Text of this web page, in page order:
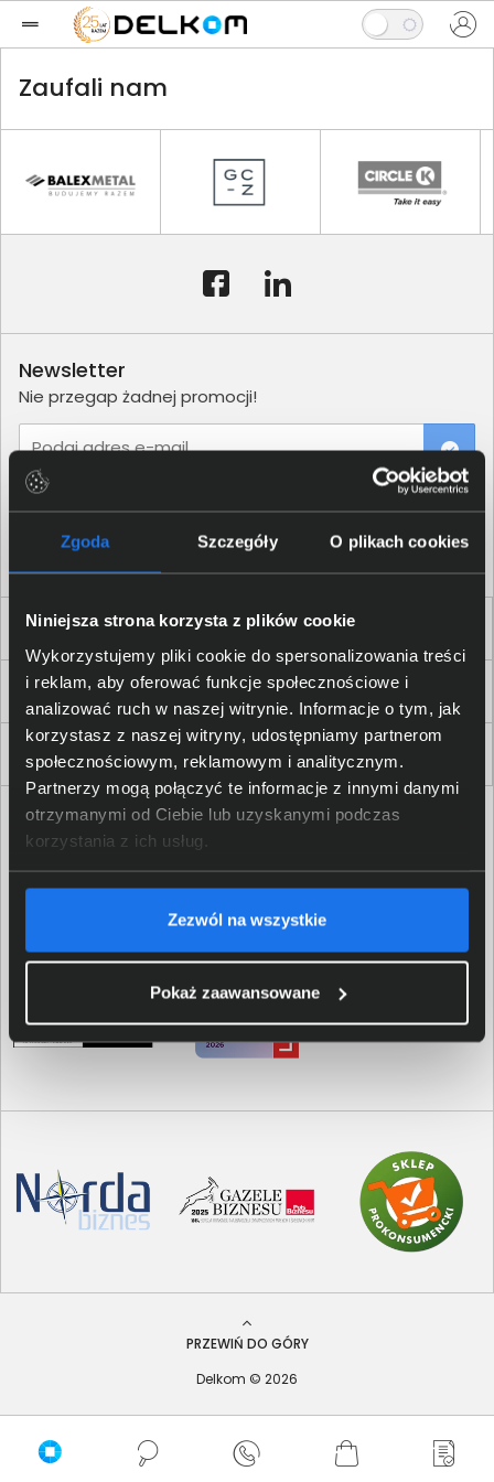
Zgoda Szczegóły O plikach cookies
Niniejsza strona korzysta z plików cookie
Wykorzystujemy pliki cookie do spersonalizowania treści
i reklam, aby oferować funkcje społecznościowe i
analizować ruch w naszej witrynie. Informacje o tym, jak
korzystasz z naszej witryny, udostępniamy partnerom
społecznościowym, reklamowym i analitycznym.
Partnerzy mogą połączyć te informacje z innymi danymi
otrzymanymi od Ciebie lub uzyskanymi podczas
korzystania z ich usług.
Zezwól na wszystkie
Pokaż zaawansowane
Zaufali nam
Dla Firm i Instytucji
Zakupy
Delkom 2000
Newsletter
Nie przegap żadnej promocji!
Podaj adres e-mail
PRZEWIŃ DO GÓRY
Delkom © 2026